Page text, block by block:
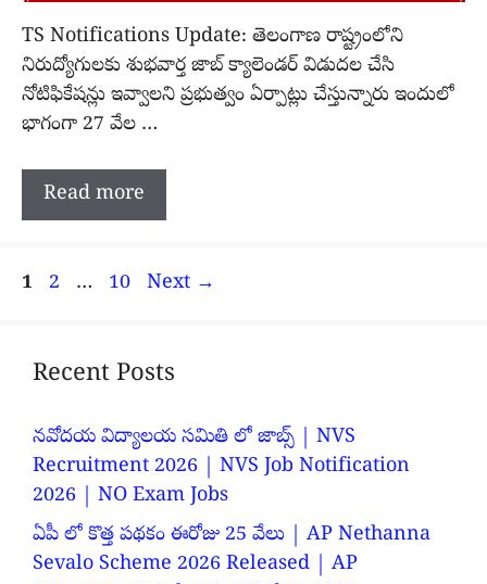
TS Notifications Update: తెలంగాణ రాష్ట్రంలోని
నిరుద్యోగులకు శుభవార్త జాబ్ క్యాలెండర్ విడుదల చేసి
నోటిఫికేషన్లు ఇవ్వాలని ప్రభుత్వం ఏర్పాట్లు చేస్తున్నారు ఇందులో
భాగంగా 27 వేల …
Read more
Page
1 Page
2 … Page
10 Next →
Recent Posts
నవోదయ విద్యాలయ సమితి లో జాబ్స్ | NVS
Recruitment 2026 | NVS Job Notification
2026 | NO Exam Jobs
ఏపీ లో కొత్త పథకం ఈరోజు 25 వేలు | AP Nethanna
Sevalo Scheme 2026 Released | AP